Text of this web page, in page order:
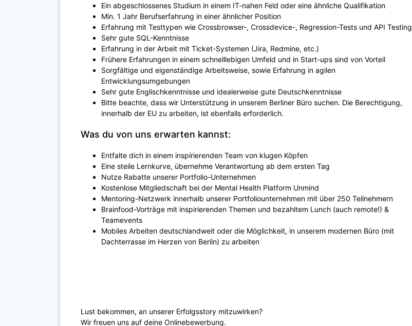
Ein abgeschlossenes Studium in einem IT-nahen Feld oder eine ähnliche Qualifikation
Min. 1 Jahr Berufserfahrung in einer ähnlicher Position
Erfahrung mit Testtypen wie Crossbrowser-, Crossdevice-, Regression-Tests und API Testing
Sehr gute SQL-Kenntnisse
Erfahrung in der Arbeit mit Ticket-Systemen (Jira, Redmine, etc.)
Frühere Erfahrungen in einem schnelllebigen Umfeld und in Start-ups sind von Vorteil
Sorgfältige und eigenständige Arbeitsweise, sowie Erfahrung in agilen
Entwicklungsumgebungen
Sehr gute Englischkenntnisse und idealerweise gute Deutschkenntnisse
Bitte beachte, dass wir Unterstützung in unserem Berliner Büro suchen. Die Berechtigung,
innerhalb der EU zu arbeiten, ist ebenfalls erforderlich.
Was du von uns erwarten kannst:
Entfalte dich in einem inspirierenden Team von klugen Köpfen
Eine steile Lernkurve, übernehme Verantwortung ab dem ersten Tag
Nutze Rabatte unserer Portfolio-Unternehmen
Kostenlose Mitgliedschaft bei der Mental Health Platform Unmind
Mentoring-Netzwerk innerhalb unserer Portfoliounternehmen mit über 250 Teilnehmern
Brainfood-Vorträge mit inspirierenden Themen und bezahltem Lunch (auch remote!) &
Teamevents
Mobiles Arbeiten deutschlandweit oder die Möglichkeit, in unserem modernen Büro (mit
Dachterrasse im Herzen von Berlin) zu arbeiten
Lust bekommen, an unserer Erfolgsstory mitzuwirken?
Wir freuen uns auf deine Onlinebewerbung.